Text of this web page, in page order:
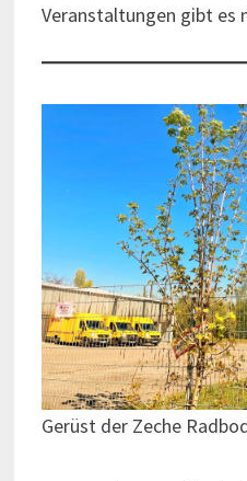
Veranstaltungen gibt es
Gerüst der Zeche